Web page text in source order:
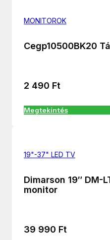
MONITOROK
Cegp10500BK20
2 490 Ft
Megtekintés
19"-37" LED TV
Dimarson 19″ DM-
monitor
39 990 Ft